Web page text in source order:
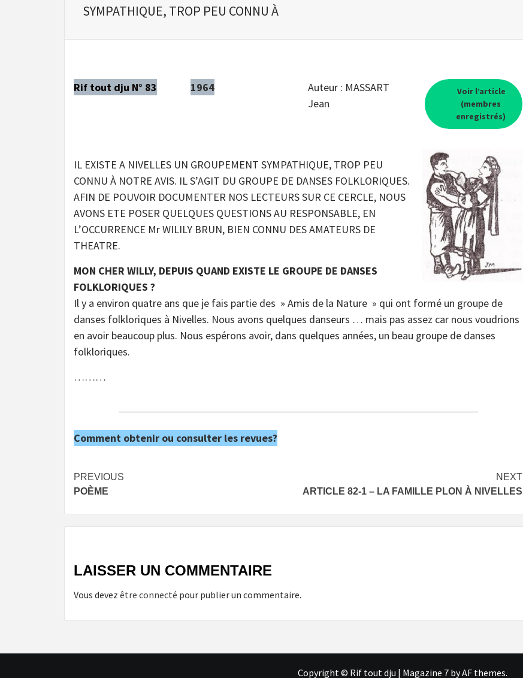
SYMPATHIQUE, TROP PEU CONNU À
Rif tout dju N° 83 1964
Auteur : MASSART
Jean
Voir l’article
(membres
enregistrés)
IL EXISTE A NIVELLES UN GROUPEMENT SYMPATHIQUE, TROP PEU
CONNU À NOTRE AVIS. IL S’AGIT DU GROUPE DE DANSES FOLKLORIQUES.
AFIN DE POUVOIR DOCUMENTER NOS LECTEURS SUR CE CERCLE, NOUS
AVONS ETE POSER QUELQUES QUESTIONS AU RESPONSABLE, EN
L’OCCURRENCE Mr WILILY BRUN, BIEN CONNU DES AMATEURS DE
THEATRE.
MON CHER WILLY, DEPUIS QUAND EXISTE LE GROUPE DE DANSES
FOLKLORIQUES ?
Il y a environ quatre ans que je fais partie des » Amis de la Nature » qui ont formé un groupe de
danses folkloriques à Nivelles. Nous avons quelques danseurs … mais pas assez car nous voudrions
en avoir beaucoup plus. Nous espérons avoir, dans quelques années, un beau groupe de danses
folkloriques.
………
Comment obtenir ou consulter les revues?
Post
navigation
PREVIOUS
POÈME
NEXT
ARTICLE 82-1 – LA FAMILLE PLON À NIVELLES
LAISSER UN COMMENTAIRE
Vous devez être connecté pour publier un commentaire.
Copyright © Rif tout dju | Magazine 7 by AF themes.